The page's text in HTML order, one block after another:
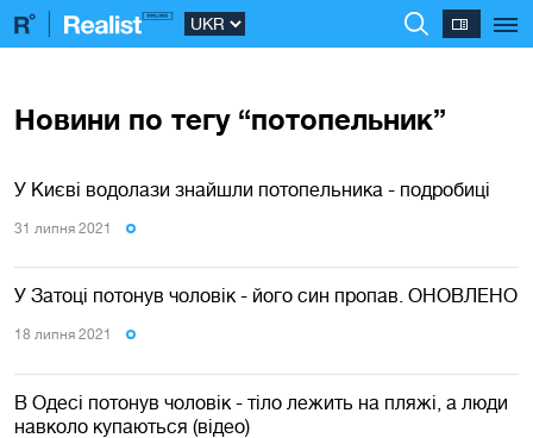
Новини по тегу “потопельник”
У Києві водолази знайшли потопельника - подробиці
31 липня 2021
У Затоці потонув чоловік - його син пропав. ОНОВЛЕНО
18 липня 2021
В Одесі потонув чоловік - тіло лежить на пляжі, а люди
навколо купаються (відео)